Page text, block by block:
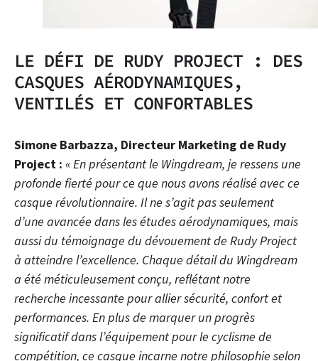
LE DÉFI DE RUDY PROJECT : DES
CASQUES AÉRODYNAMIQUES,
VENTILÉS ET CONFORTABLES
Simone Barbazza, Directeur Marketing de Rudy
Project : « En présentant le Wingdream, je ressens une
profonde fierté pour ce que nous avons réalisé avec ce
casque révolutionnaire. Il ne s’agit pas seulement
d’une avancée dans les études aérodynamiques, mais
aussi du témoignage du dévouement de Rudy Project
à atteindre l’excellence. Chaque détail du Wingdream
a été méticuleusement conçu, reflétant notre
recherche incessante pour allier sécurité, confort et
performances. En plus de marquer un progrès
significatif dans l’équipement pour le cyclisme de
compétition, ce casque incarne notre philosophie selon